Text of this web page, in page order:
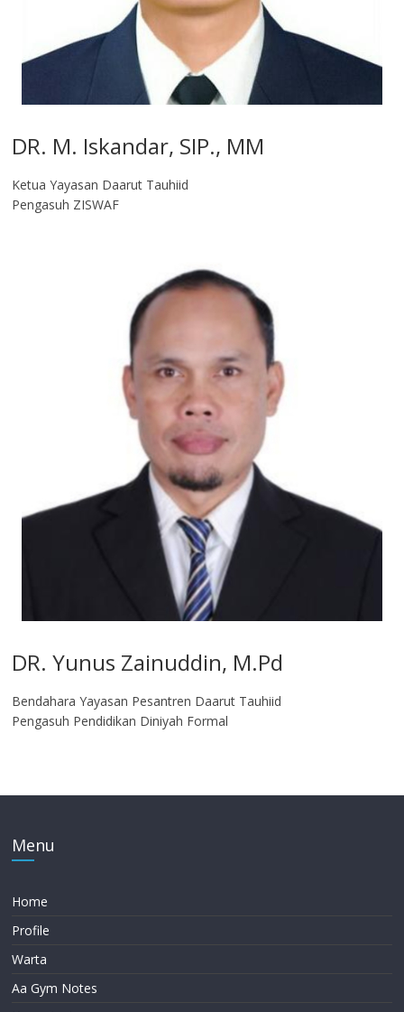
DR. M. Iskandar, SIP., MM
Ketua Yayasan Daarut Tauhiid
Pengasuh ZISWAF
DR. Yunus Zainuddin, M.Pd
Bendahara Yayasan Pesantren Daarut Tauhiid
Pengasuh Pendidikan Diniyah Formal
Menu
Home
Profile
Warta
Aa Gym Notes